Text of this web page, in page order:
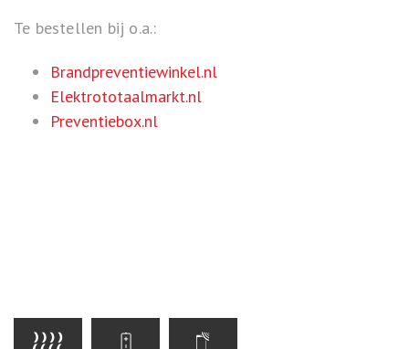
Te bestellen bij o.a.:
Brandpreventiewinkel.nl
Elektrototaalmarkt.nl
Preventiebox.nl